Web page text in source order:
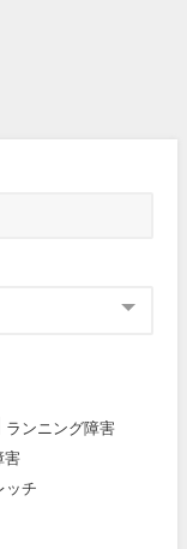
ランニング障害
害
ッチ